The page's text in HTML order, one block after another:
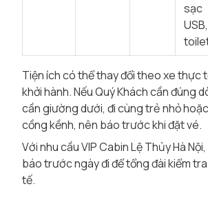
sạc
USB,
Tiện ích có thể thay đổi theo xe thực
khởi hành. Nếu Quý Khách cần đúng
cần giường dưới, đi cùng trẻ nhỏ
cồng kềnh, nên báo trước khi đặt vé.
Với nhu cầu VIP Cabin Lệ Thủy Hà
báo trước ngày đi để tổng đài kiểm
tế.